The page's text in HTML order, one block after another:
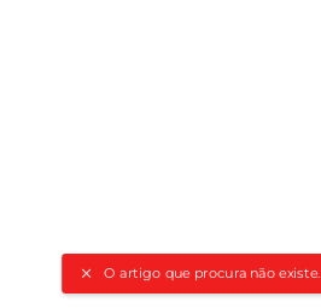
O artigo que procura não existe.